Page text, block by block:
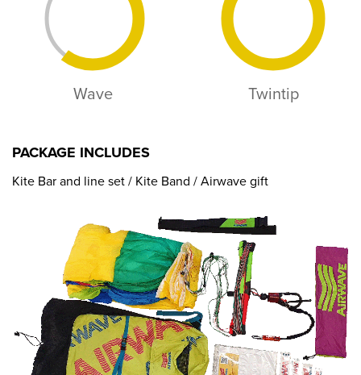
Wave Twintip
PACKAGE INCLUDES
Kite Bar and line set / Kite Band / Airwave gift